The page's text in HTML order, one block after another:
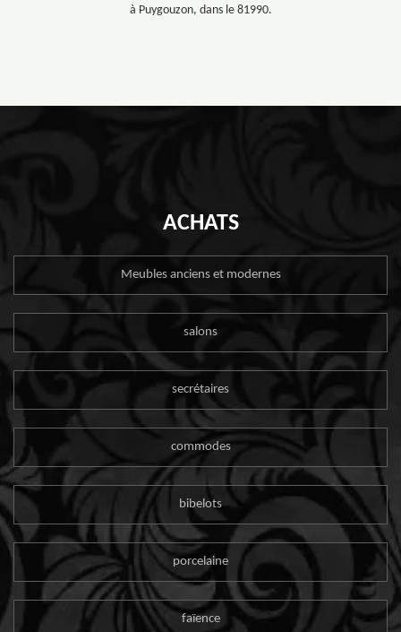
à Puygouzon, dans le 81990.
ACHATS
Meubles anciens et modernes
salons
secrétaires
commodes
bibelots
porcelaine
faïence